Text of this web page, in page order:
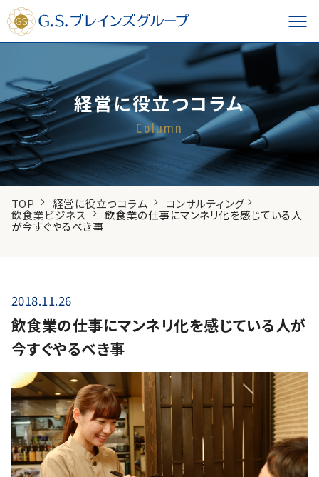
経営に役立つコラム
Column
TOP 経営に役立つコラム コンサルティング
飲食業ビジネス 飲食業の仕事にマンネリ化を感じている人
が今すぐやるべき事
2018.11.26
飲食業の仕事にマンネリ化を感じている人が
今すぐやるべき事